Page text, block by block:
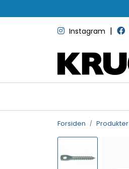
Instagram |
Forsiden Produkter